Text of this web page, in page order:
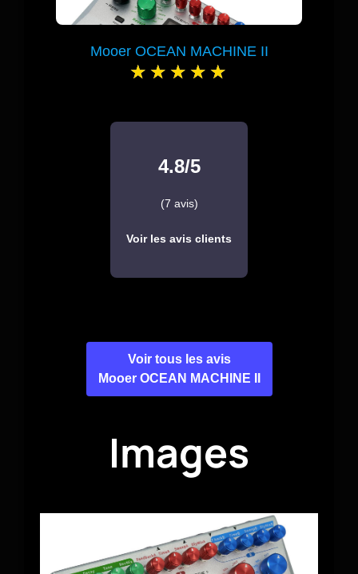
Mooer OCEAN MACHINE II
4.8/5
(7 avis)
Voir les avis clients
Voir tous les avis
Mooer OCEAN MACHINE II
Images